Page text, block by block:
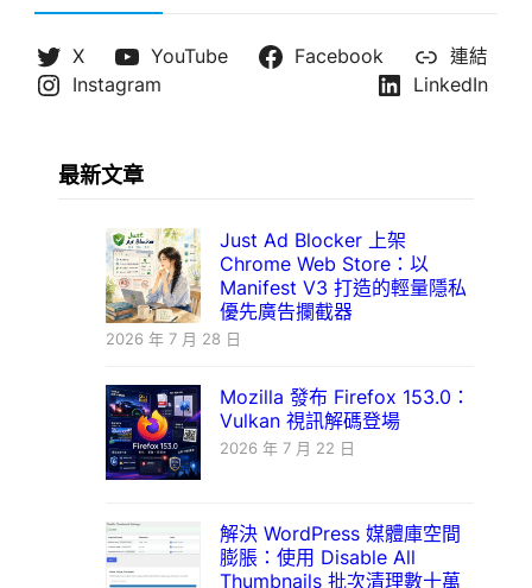
X YouTube Facebook
連結
Instagram
LinkedIn
最新文章
Just Ad Blocker 上架
Chrome Web Store：以
Manifest V3 打造的輕量隱私
優先廣告攔截器
2026 年 7 月 28 日
Mozilla 發布 Firefox 153.0：
Vulkan 視訊解碼登場
2026 年 7 月 22 日
解決 WordPress 媒體庫空間
膨脹：使用 Disable All
Thumbnails 批次清理數十萬